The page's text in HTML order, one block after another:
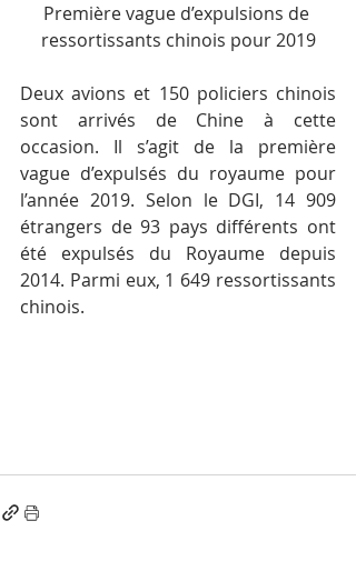
Première vague d’expulsions de
ressortissants chinois pour 2019
Deux avions et 150 policiers chinois
sont arrivés de Chine à cette
occasion. Il s’agit de la première
vague d’expulsés du royaume pour
l’année 2019. Selon le DGI, 14 909
étrangers de 93 pays différents ont
été expulsés du Royaume depuis
2014. Parmi eux, 1 649 ressortissants
chinois.